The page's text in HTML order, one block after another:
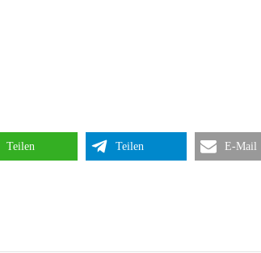
Teilen Teilen E-Mail